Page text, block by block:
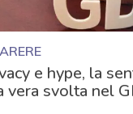
e hype, la
vera svolta nel